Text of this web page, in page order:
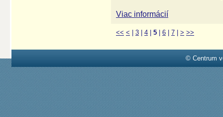
Viac informácií
<< < 3 4 5 6 7 > >>
© Centrum